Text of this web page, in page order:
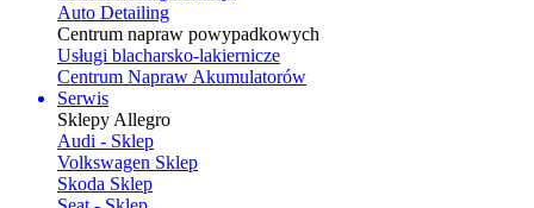
Auto Detailing
Centrum napraw powypadkowych
Usługi blacharsko-lakiernicze
Centrum Napraw Akumulatorów
Serwis
Sklepy Allegro
Audi - Sklep
Volkswagen Sklep
Skoda Sklep